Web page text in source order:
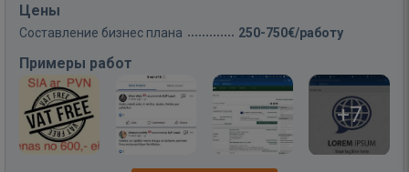
Цены
Составление бизнес плана 250-750€/работу
Примеры работ
+7